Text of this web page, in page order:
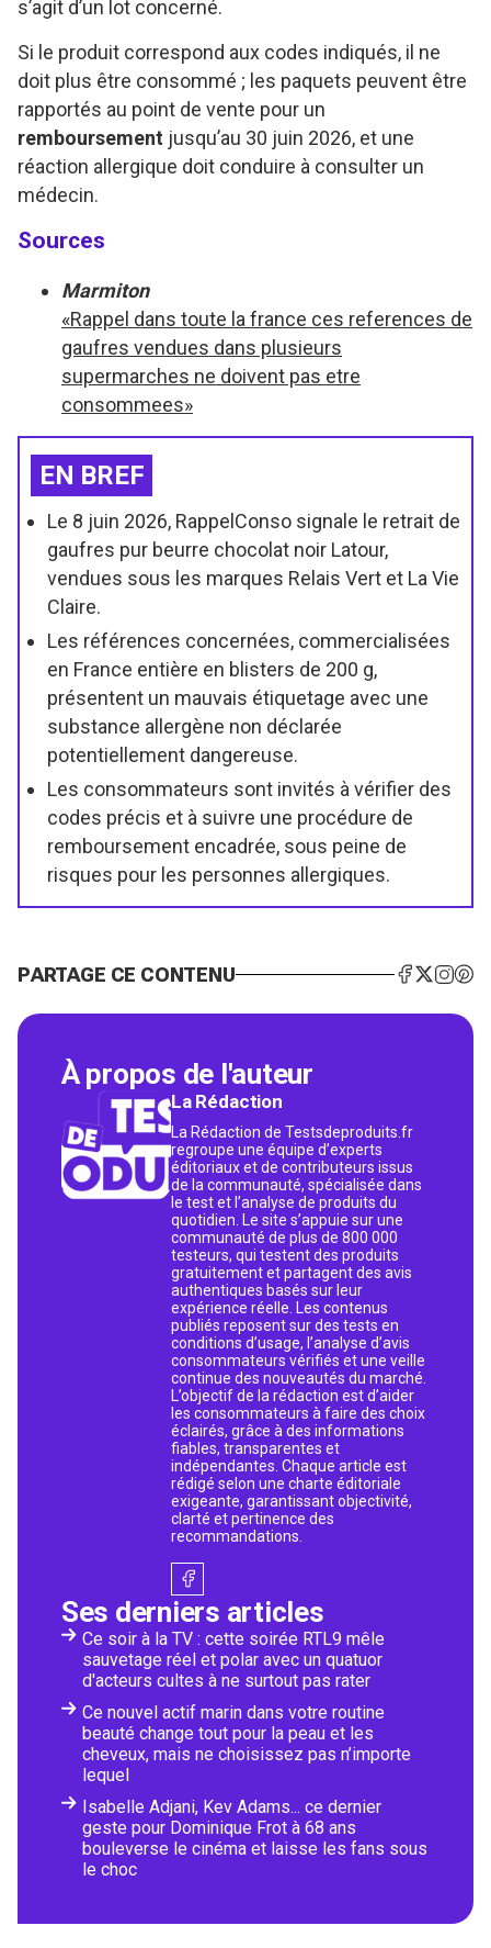
s’agit d’un lot concerné.
Si le produit correspond aux codes indiqués, il ne
doit plus être consommé ; les paquets peuvent être
rapportés au point de vente pour un
remboursement jusqu’au 30 juin 2026, et une
réaction allergique doit conduire à consulter un
médecin.
Sources
Marmiton
«Rappel dans toute la france ces references de
gaufres vendues dans plusieurs
supermarches ne doivent pas etre
consommees»
EN BREF
Le 8 juin 2026, RappelConso signale le retrait de
gaufres pur beurre chocolat noir Latour,
vendues sous les marques Relais Vert et La Vie
Claire.
Les références concernées, commercialisées
en France entière en blisters de 200 g,
présentent un mauvais étiquetage avec une
substance allergène non déclarée
potentiellement dangereuse.
Les consommateurs sont invités à vérifier des
codes précis et à suivre une procédure de
remboursement encadrée, sous peine de
risques pour les personnes allergiques.
PARTAGE CE CONTENU
À propos de l'auteur
La Rédaction
La Rédaction de Testsdeproduits.fr
regroupe une équipe d’experts
éditoriaux et de contributeurs issus
de la communauté, spécialisée dans
le test et l’analyse de produits du
quotidien. Le site s’appuie sur une
communauté de plus de 800 000
testeurs, qui testent des produits
gratuitement et partagent des avis
authentiques basés sur leur
expérience réelle. Les contenus
publiés reposent sur des tests en
conditions d’usage, l’analyse d’avis
consommateurs vérifiés et une veille
continue des nouveautés du marché.
L’objectif de la rédaction est d’aider
les consommateurs à faire des choix
éclairés, grâce à des informations
fiables, transparentes et
indépendantes. Chaque article est
rédigé selon une charte éditoriale
exigeante, garantissant objectivité,
clarté et pertinence des
recommandations.
Ses derniers articles
Ce soir à la TV : cette soirée RTL9 mêle
sauvetage réel et polar avec un quatuor
d'acteurs cultes à ne surtout pas rater
Ce nouvel actif marin dans votre routine
beauté change tout pour la peau et les
cheveux, mais ne choisissez pas n’importe
lequel
Isabelle Adjani, Kev Adams... ce dernier
geste pour Dominique Frot à 68 ans
bouleverse le cinéma et laisse les fans sous
le choc